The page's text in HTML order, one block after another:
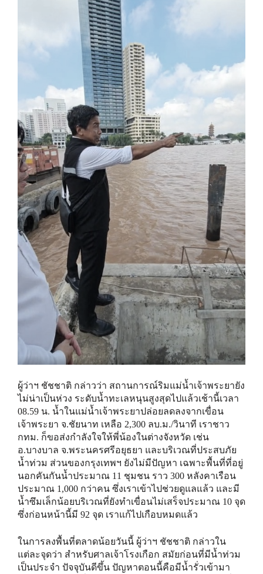
ผู้ว่าฯ ชัชชาติ กล่าวว่า สถานการณ์ริมแม่น้ำเจ้าพระยายัง
ไม่น่าเป็นห่วง ระดับน้ำทะเลหนุนสูงสุดไปแล้วเช้านี้เวลา
08.59 น. น้ำในแม่น้ำเจ้าพระยาปล่อยลดลงจากเขื่อน
เจ้าพระยา จ.ชัยนาท เหลือ 2,300 ลบ.ม./วินาที เราชาว
กทม. ก็ขอส่งกำลังใจให้พี่น้องในต่างจังหวัด เช่น
อ.บางบาล จ.พระนครศรีอยุธยา และบริเวณที่ประสบภัย
น้ำท่วม ส่วนของกรุงเทพฯ ยังไม่มีปัญหา เฉพาะพื้นที่ที่อยู่
นอกคันกันน้ำประมาณ 11 ชุมชน ราว 300 หลังคาเรือน
ประมาณ 1,000 กว่าคน ซึ่งเราเข้าไปช่วยดูแลแล้ว และมี
น้ำซึมเล็กน้อยบริเวณที่ยังทำเขื่อนไม่เสร็จประมาณ 10 จุด
ซึ่งก่อนหน้านี้มี 92 จุด เราแก้ไปเกือบหมดแล้ว
ในการลงพื้นที่ตลาดน้อยวันนี้ ผู้ว่าฯ ชัชชาติ กล่าวใน
แต่ละจุดว่า สำหรับศาลเจ้าโรงเกือก สมัยก่อนที่มีน้ำท่วม
เป็นประจำ ปัจจุบันดีขึ้น ปัญหาตอนนี้คือมีน้ำรั่วเข้ามา